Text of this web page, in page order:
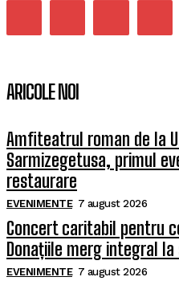
ARICOLE NOI
Amfiteatrul roman de la
Sarmizegetusa, primul
restaurare
EVENIMENTE 7 august 2026
Concert caritabil pentru
Donațiile merg integral la
EVENIMENTE 7 august 2026